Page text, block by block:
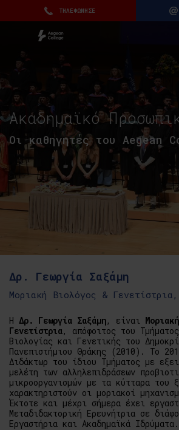
ΤΗΛΕΦΩΝΗΣΕ
Ακαδημαϊκό
Οι καθηγητές του Aegean
Δρ. Γεωργία Σαξάμη
Μοριακή Βιολόγος &
Η Δρ. Γεωργία Σαξάμη, είναι
Γενετίστρια, απόφοιτος του
Βιολογίας και Γενετικής του
Πανεπιστήμιου Θράκης (2010). Το
Διδάκτωρ του ίδιου Τμήματος με
μελέτη των αλληλεπιδράσεων
μικροοργανισμών με τα κύτταρα του
χαρακτηριστούν οι μοριακοί
Έκτοτε και μέχρι σήμερα έχει
Μεταδιδακτορική Ερευνήτρια σε
Εργαστήρια και Ακαδημαϊκά Ιδρύματα.